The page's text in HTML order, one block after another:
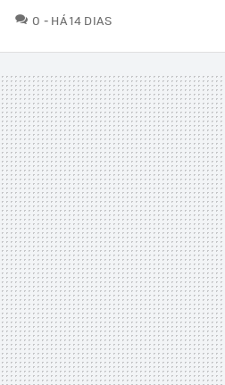
0 COMENTÁRIOS
HÁ 14 DIAS